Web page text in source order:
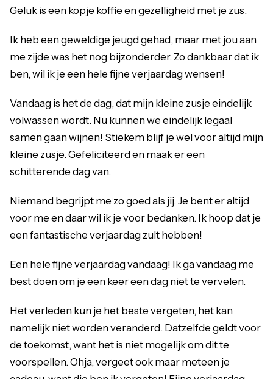
Geluk is een kopje koffie en gezelligheid met je zus.
Ik heb een geweldige jeugd gehad, maar met jou aan
me zijde was het nog bijzonderder. Zo dankbaar dat ik
ben, wil ik je een hele fijne verjaardag wensen!
Vandaag is het de dag, dat mijn kleine zusje eindelijk
volwassen wordt. Nu kunnen we eindelijk legaal
samen gaan wijnen! Stiekem blijf je wel voor altijd mijn
kleine zusje. Gefeliciteerd en maak er een
schitterende dag van.
Niemand begrijpt me zo goed als jij. Je bent er altijd
voor me en daar wil ik je voor bedanken. Ik hoop dat je
een fantastische verjaardag zult hebben!
Een hele fijne verjaardag vandaag! Ik ga vandaag me
best doen om je een keer een dag niet te vervelen.
Het verleden kun je het beste vergeten, het kan
namelijk niet worden veranderd. Datzelfde geldt voor
de toekomst, want het is niet mogelijk om dit te
voorspellen. Ohja, vergeet ook maar meteen je